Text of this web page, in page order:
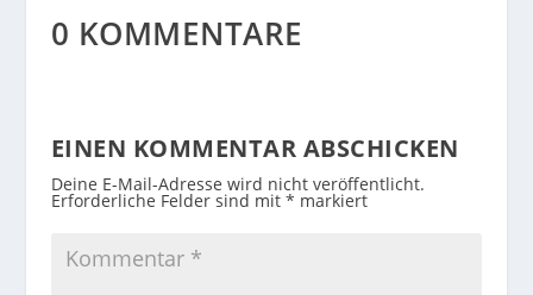
0 KOMMENTARE
EINEN KOMMENTAR ABSCHICKEN
Deine E-Mail-Adresse wird nicht veröffentlicht.
Erforderliche Felder sind mit * markiert